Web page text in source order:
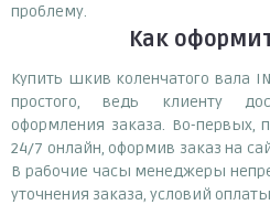
проблему.
Как
Купить шкив коленчатого вала
простого, ведь клиенту
оформления заказа. Во-первых,
24/7 онлайн, оформив заказ на
В рабочие часы менеджеры
уточнения заказа, условий